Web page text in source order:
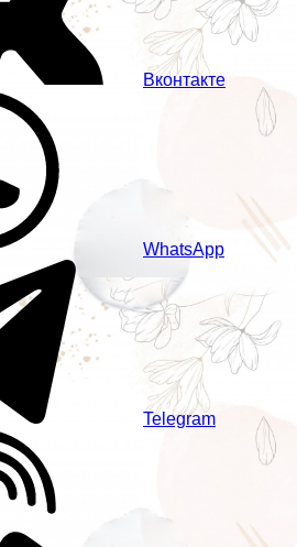
Вконтакте
WhatsApp
Telegram